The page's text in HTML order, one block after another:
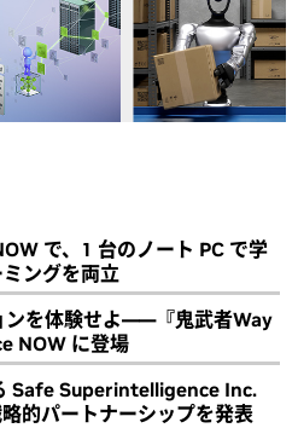
で、1 台のノート PC で学
ングを両立
ンを体験せよ――『鬼武者Way
NOW に登場
Safe Superintelligence Inc.
的パートナーシップを発表